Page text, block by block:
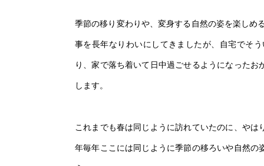
季節の移り変わりや、変身する自然の姿を楽しめ
事を長年なりわいにしてきましたが、自宅でそ
り、家で落ち着いて日中過ごせるようになった
します。
これまでも春は同じように訪れていたのに、や
年毎年ここには同じように季節の移ろいや自然